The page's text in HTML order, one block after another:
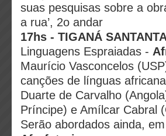
suas pesquisas sobre a
a rua’, 2o andar
17hs - TIGANÁ
Linguagens Espraiadas -
Maurício Vasconcelos
canções de línguas
Duarte de Carvalho
Príncipe) e Amílcar Cabral
Serão abordados ainda,